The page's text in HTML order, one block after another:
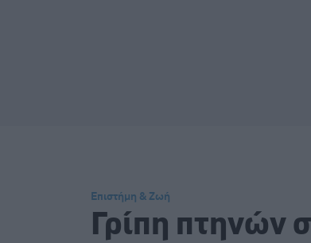
Επιστήμη & Ζωή
Γρίπη πτηνών